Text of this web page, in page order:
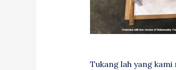
Tukang lah yang